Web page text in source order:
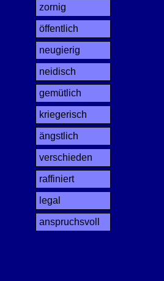
zornig
öffentlich
neugierig
neidisch
gemütlich
kriegerisch
ängstlich
verschieden
raffiniert
legal
anspruchsvoll